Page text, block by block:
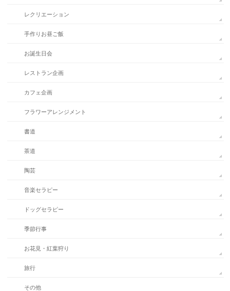
レクリエーション
手作りお昼ご飯
お誕生日会
レストラン企画
カフェ企画
フラワーアレンジメント
書道
茶道
陶芸
音楽セラピー
ドッグセラピー
季節行事
お花見・紅葉狩り
旅行
その他